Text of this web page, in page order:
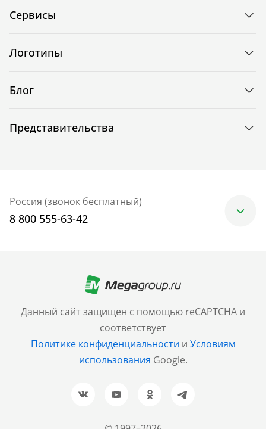
Данный сайт защищен с помощью reCAPTCHA и
соответствует
Политике конфиденциальности и Условиям
использования Google.
Сервисы
Логотипы
Блог
Представительства
Россия (звонок бесплатный)
8 800 555-63-42
+7 (499) 705-30-10
Санкт-Петербург
+7 (812) 600-77-33
Барнаул
+7 (961) 999-93-93
Новосибирск